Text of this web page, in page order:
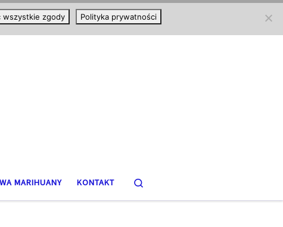
MARIHUANY KONTAKT
wszystkie zgody Polityka prywatności